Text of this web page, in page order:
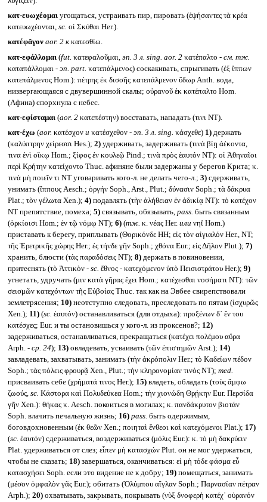
κατ-ευωχέομαι угощаться, устраивать пир, пировать (ἑψήσαντες τὰ κρέα
κατευωχέονται, sc. οἱ Σκύθαι Her.).
κατέφᾰγον aor. 2 кκατεσθίω.
κατ-εφάλλομαι (fut. κατεφαλοῦμαι, эп. 3 л. sing. aor. 2κατέπαλτο - см. тж.
καταπάλλομαι - эп. part. κατεπάλμενος) соскакивать, спрыгивать (ἐξ ἵππων
κατεπάλμενος Hom.): πέτρης ἐκ δισσῆς κατεπάλμενον ὕδωρ Anth. вода,
низвергающаяся с двувершинной скалы; οὐρανοῦ ἐκ κατέπαλτο Hom.
(Афина) спорхнула с небес.
κατ-εφίσταμαι (aor. 2κατεπέστην) восставать, нападать (τινι NT).
κατ-έχω (aor. κατέσχον и κατέσχεθον - эп. 3 л. sing. κάσχεθε) 1)держать
(καλύπτρην χείρεσσι Hes.); 2)удерживать, задерживать (τινὰ βίῃ ἀέκοντα,
τινα ἐνὶ οἴκῳ Hom.; ξίφος ἐν κουλεῷ Pind.; τινὰ πρὸς ἑαυτόν NT): οἱ Ἀθηναῖοι
περὶ Κρήτην κατείχοντο Thuc. афиняне были задержаны у берегов Крита; κ.
τινὰ μὴ ποιεῖν τι NT уговаривать кого-л. не делать чего-л.; 3)сдерживать,
унимать (ἵππους Aesch.; ὀργήν Soph., Arst., Plut.; δύνασιν Soph.; τὰ δάκρυα
Plat.; τὸν γέλωτα Xen.); 4)подавлять (τὴν ἀλήθειαν ἐν ἀδικίᾳ NT): τὸ κατέχον
NT препятствие, помеха; 5)связывать, обязывать, pass. быть связанным
(ὁρκίοισι Hom.; ἐν τῷ νόμῳ NT); 6)(тж. κ. νέας Her. или νηΐ Hom.)
приставать к берегу, приплывать (Θορικόνδε HH; εἰς τὸν αἰγιαλόν Her., NT;
τῆς Ἐρετρικῆς χώρης Her.; ἐς τήνδε γῆν Soph.; χθόνα Eur.; εἰς Δῆλον Plut.); 7)
хранить, блюсти (τὰς παραδόσεις NT); 8)держать в повиновении,
притеснять (τὸ Ἀττικὸν - sc. ἔθνος - κατεχόμενον ὑπὸ Πεισιστράτου Her.); 9)
угнетать, удручать (μιν κατὰ γῆρας ἔχει Hom.; κατέχεσθαι νοσήματι NT): τῶν
σεισμῶν κατεχόντων τῆς Εὐβοίας Thuc. так как на Эвбее свирепствовали
землетрясения; 10)неотступно следовать, преследовать по пятам (ἰσχυρῶς
Xen.); 11)(sc. ἑαυτόν) останавливаться (для отдыха): προξένων δ᾽ ἔν του
κατέσχες; Eur. и ты остановишься у кого-л. из проксенов?; 12)
задерживаться, останавливаться, прекращаться (κατέχει πολέμου αὔρα
Arph. - ср. 24); 13)овладевать, усваивать (τῶν ἐπιστημῶν Arst.); 14)
завладевать, захватывать, занимать (τὴν ἀκρόπολιν Her.; τὸ Καδείων πέδον
Soph.; τὰς πόλεις φρουρᾷ Xen., Plut.; τὴν κληρονομίαν τινός NT); med.
присваивать себе (χρήματά τινος Her.); 15)владеть, обладать (τοὺς ἄμφω
ζωούς, sc. Κάστορα καὶ Πολυδεύκεα Hom.; τὴν χιονώδη Θρῄκην Eur. Περσίδα
γῆν Xen.): θήκας κ. Aesch. покоиться в могилах; κ. πανδάκρυτον βιοτάν
Soph. влачить печальную жизнь; 16) pass. быть одержимым,
боговдохновенным (ἐκ θεῶν Xen.; ποιηταὶ ἔνθεοι καὶ κατεχόμενοι Plat.); 17)
(sc. ἑαυτόν) сдерживаться, воздерживаться (μόλις Eur.): κ. τὸ μὴ δακρύειν
Plat. удерживаться от слез; εἶπεν μὴ κατασχών Plut. он не мог удержаться,
чтобы не сказать; 18)завершаться, оканчиваться: εἰ μὴ τόδε φάσμα εὖ
κατασχήσει Soph. если это видение не к добру; 19)помещаться, занимать
(μέσον ὀμφαλὸν γᾶς Eur.); обитать (Ὀλύμπου αἴγλαν Soph.; Παρνασίαν πέτραν
Arph.); 20)охватывать, закрывать, покрывать (νὺξ δνοφερὴ κατέχ᾽ οὐρανόν